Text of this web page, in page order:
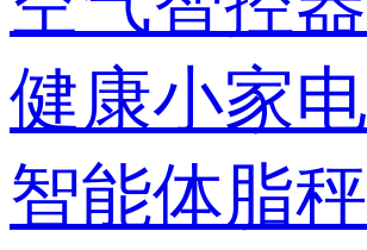
健康小家电
智能体脂秤